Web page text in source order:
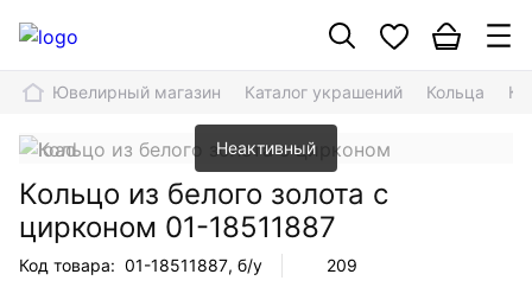
Ювелирный магазин Каталог украшений Кольца
Неактивный
Кольцо из белого золота с
цирконом 01-18511887
Код товара: 01-18511887, б/у 209